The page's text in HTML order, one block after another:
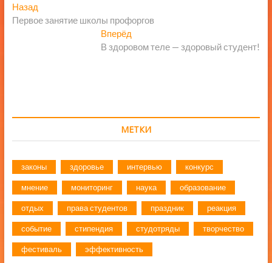
Навигация
по
НазадПредыдущая
запись:
Первое занятие школы профоргов
Вперёд
запись:
В здоровом теле — здоровый студент!
МЕТКИ
законы здоровье интервью конкурс
мнение мониторинг наука образование
отдых права студентов праздник реакция
событие стипендия студотряды творчество
фестиваль эффективность